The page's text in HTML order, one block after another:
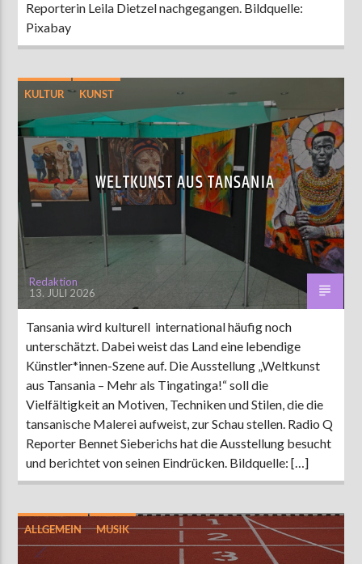
Reporterin Leila Dietzel nachgegangen. Bildquelle:
Pixabay
KULTUR KUNST
WELTKUNST AUS TANSANIA
Redaktion
13. JULI 2026
Tansania wird kulturell international häufig noch
unterschätzt. Dabei weist das Land eine lebendige
Künstler*innen-Szene auf. Die Ausstellung „Weltkunst
aus Tansania – Mehr als Tingatinga!“ soll die
Vielfältigkeit an Motiven, Techniken und Stilen, die die
tansanische Malerei aufweist, zur Schau stellen. Radio Q
Reporter Bennet Sieberichs hat die Ausstellung besucht
und berichtet von seinen Eindrücken. Bildquelle: […]
ALLGEMEIN MUSIK